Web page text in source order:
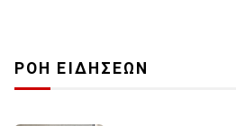
ΡΟΗ ΕΙΔΗΣΕΩΝ